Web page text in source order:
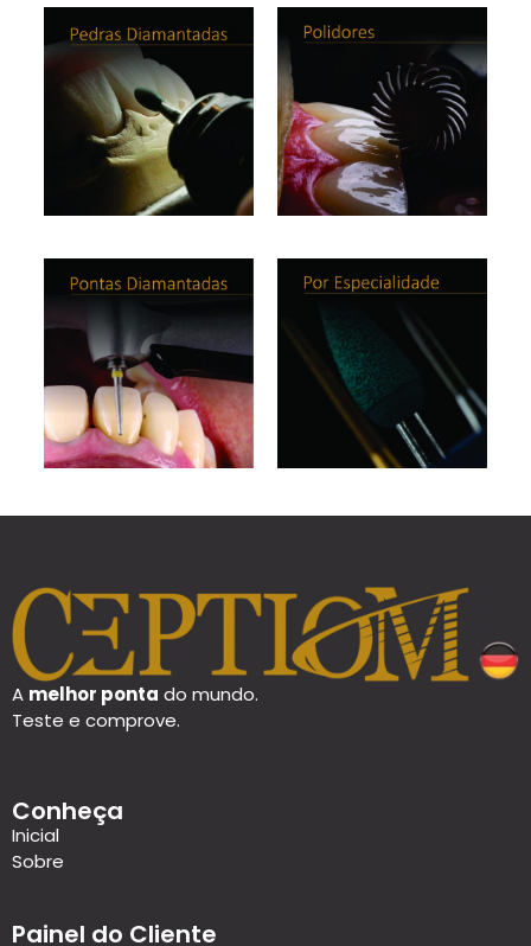
A melhor ponta do mundo.
Teste e comprove.
Conheça
Inicial
Sobre
Painel do Cliente